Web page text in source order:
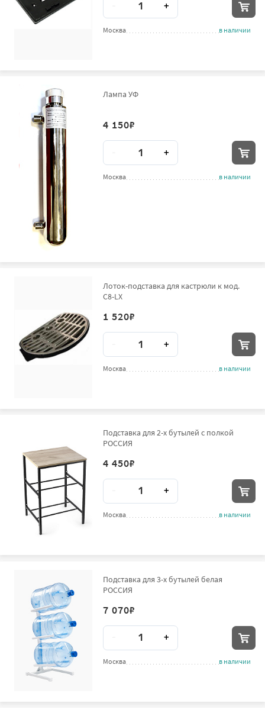
+
Москва в наличии
Лампа УФ
4 150₽
Количество
+
Москва в наличии
Лоток-подставка для кастрюли к мод.
C8-LX
1 520₽
Количество
+
Москва в наличии
Подставка для 2-х бутылей с полкой
РОССИЯ
4 450₽
Количество
+
Москва в наличии
Подставка для 3-х бутылей белая
РОССИЯ
7 070₽
Количество
+
Москва в наличии